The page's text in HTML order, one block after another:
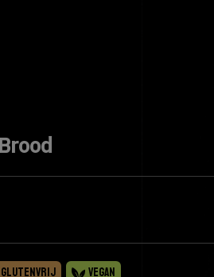
GLUTENVRIJ VEGAN